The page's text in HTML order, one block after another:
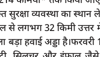
सुरक्षा व्यवस्था का स्थान
से लगभग 32 किमी उत्तर
बड़ा हवाई अड्डा